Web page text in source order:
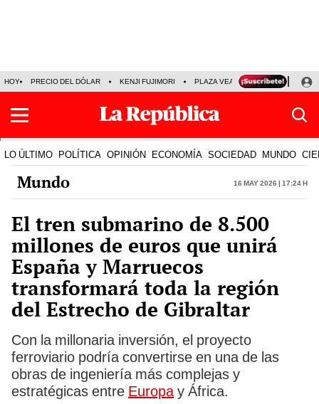
HOY PRECIO DEL DÓLAR KENJI FUJIMORI PLAZA VEA FERIADOS
LO ÚLTIMO POLÍTICA OPINIÓN ECONOMÍA SOCIEDAD MUNDO
Mundo 16 May 2026 | 17:24 h
El tren submarino de 8.500
millones de euros que unirá
España y Marruecos
transformará toda la región
del Estrecho de Gibraltar
Con la millonaria inversión, el proyecto
ferroviario podría convertirse en una de las
obras de ingeniería más complejas y
estratégicas entre Europay África.